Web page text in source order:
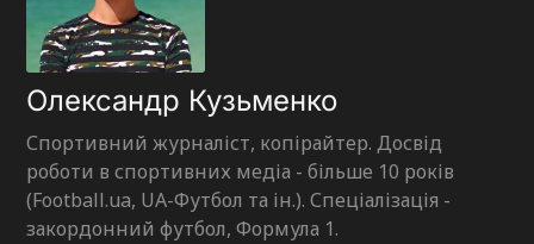
Олександр Кузьменко
Спортивний журналіст, копірайтер. Досвід
роботи в спортивних медіа - більше 10 років
(Football.ua, UA-Футбол та ін.). Спеціалізація -
закордонний футбол, Формула 1.